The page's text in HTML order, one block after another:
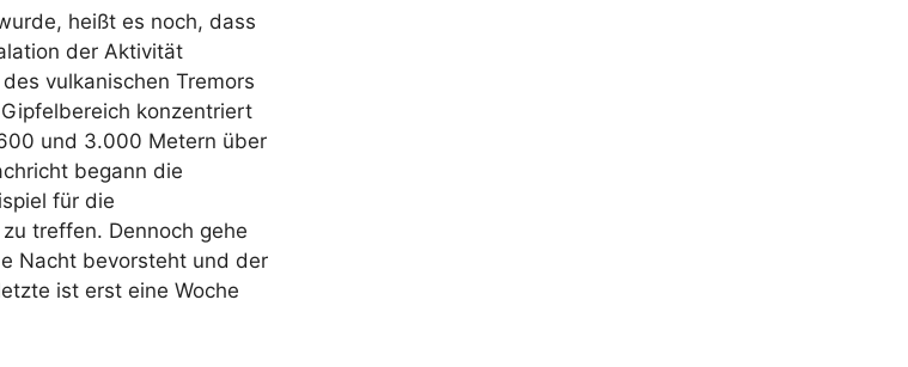
heißt es noch, dass
der Aktivität
vulkanischen Tremors
konzentriert
und 3.000 Metern über
begann die
für die
treffen. Dennoch gehe
Nacht bevorsteht und der
ist erst eine Woche